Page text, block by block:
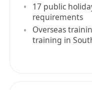
17 public
requirements
Overseas
training in